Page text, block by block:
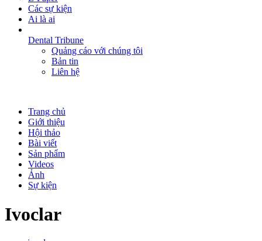
Các sự kiện
Ai là ai
Dental Tribune
Quảng cáo với chúng tôi
Bản tin
Liên hệ
Trang chủ
Giới thiệu
Hội thảo
Bài viết
Sản phẩm
Videos
Ảnh
Sự kiện
Ivoclar